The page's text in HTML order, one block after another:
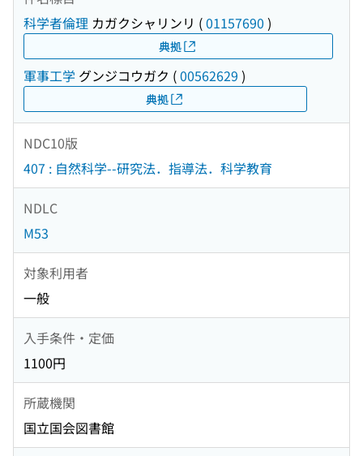
科学者倫理 カガクシャリンリ (01157690 )
典拠
軍事工学 グンジコウガク (00562629 )
典拠
NDC10版
407 : 自然科学--研究法．指導法．科学教育
NDLC
M53
対象利用者
一般
入手条件・定価
1100円
所蔵機関
国立国会図書館